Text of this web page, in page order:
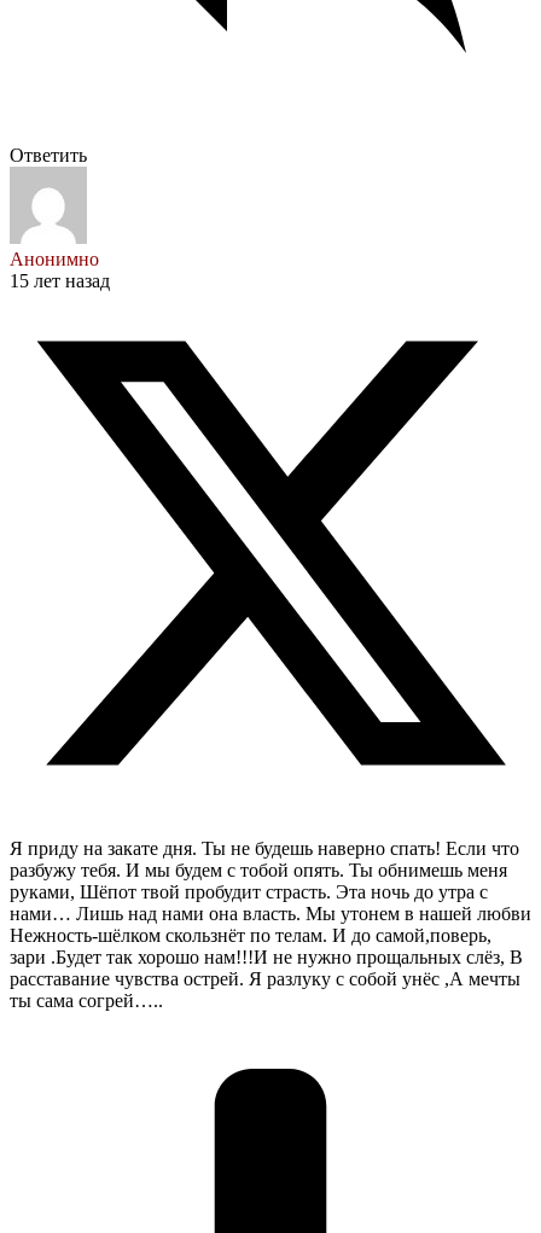
Ответить
Анонимно
15 лет назад
Я приду на закате дня. Ты не будешь наверно спать! Если что
разбужу тебя. И мы будем с тобой опять. Ты обнимешь меня
руками, Шёпот твой пробудит страсть. Эта ночь до утра с
нами… Лишь над нами она власть. Мы утонем в нашей любви
Нежность-шёлком скользнёт по телам. И до самой,поверь,
зари .Будет так хорошо нам!!!И не нужно прощальных слёз, В
расставание чувства острей. Я разлуку с собой унёс ,А мечты
ты сама согрей…..